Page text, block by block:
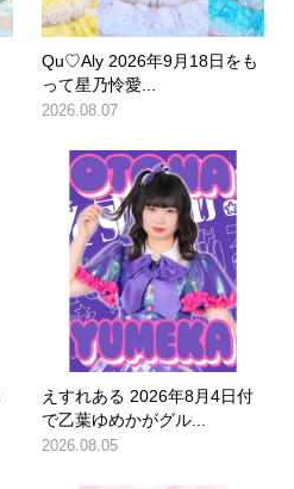
Qu♡Aly 2026年9月18日をも
って星乃怜愛...
2026.08.07
えすれある 2026年8月4日付
で乙葉ゆめかがグル...
2026.08.05